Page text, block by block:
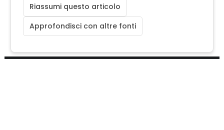
Riassumi questo articolo
Approfondisci con altre fonti